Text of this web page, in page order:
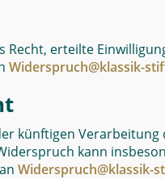
Recht, erteilte
Widerspruch@klassik-
künftigen
kann
Widerspruch@klassik-